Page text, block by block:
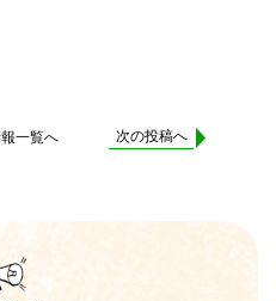
一覧へ 次の投稿へ